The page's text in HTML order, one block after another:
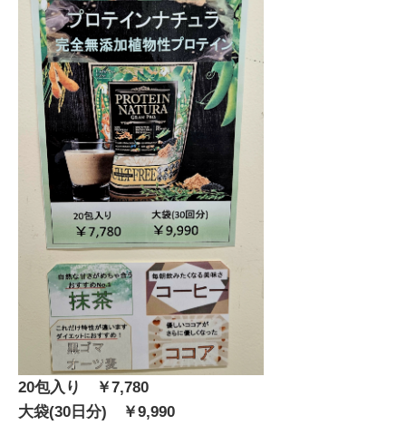
20包入り ￥7,780
大袋(30日分) ￥9,990